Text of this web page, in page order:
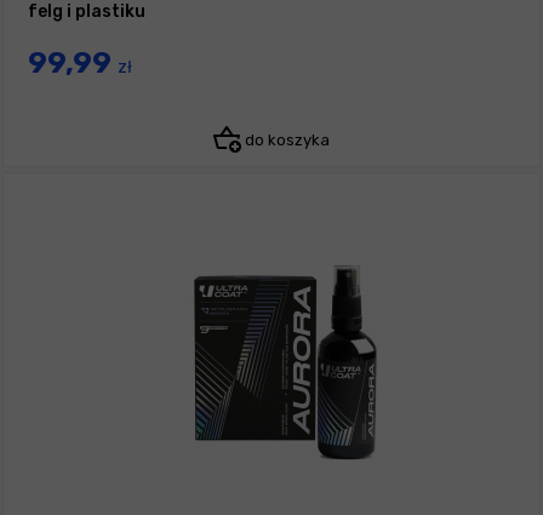
felg i plastiku
99,99 zł
do koszyka